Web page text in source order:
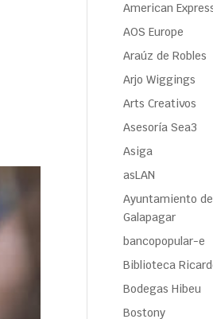
American
AOS Europe
Araúz de Robles
Arjo Wiggings
Arts Creativos
Asesoría Sea3
Asiga
asLAN
Ayuntamiento de
Galapagar
bancopopular-e
Biblioteca
Bodegas Hibeu
Bostony